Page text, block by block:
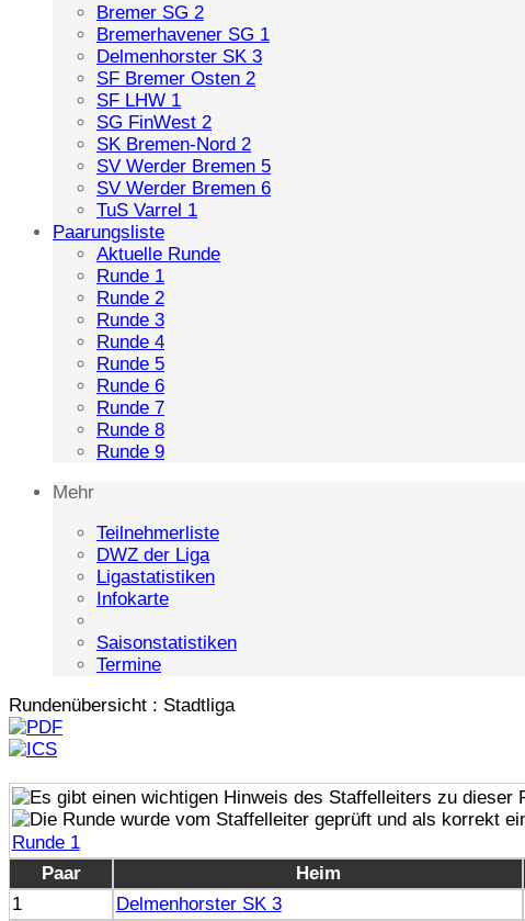
Bremer SG 2
Bremerhavener SG 1
Delmenhorster SK 3
SF Bremer Osten 2
SF LHW 1
SG FinWest 2
SK Bremen-Nord 2
SV Werder Bremen 5
SV Werder Bremen 6
TuS Varrel 1
Paarungsliste
Aktuelle Runde
Runde 1
Runde 2
Runde 3
Runde 4
Runde 5
Runde 6
Runde 7
Runde 8
Runde 9
Mehr
Teilnehmerliste
DWZ der Liga
Ligastatistiken
Infokarte
Saisonstatistiken
Termine
Rundenübersicht : Stadtliga
Runde 1
Paar
Heim
1
Delmenhorster SK 3